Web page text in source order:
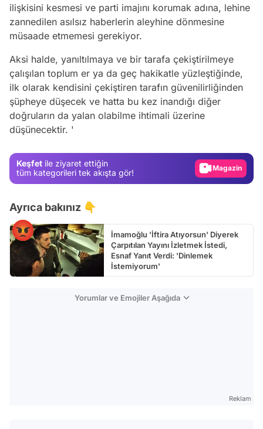
ilişkisini kesmesi ve parti imajını korumak adına, lehine
zannedilen asılsız haberlerin aleyhine dönmesine
müsaade etmemesi gerekiyor.
Aksi halde, yanıltılmaya ve bir tarafa çekiştirilmeye
çalışılan toplum er ya da geç hakikatle yüzleştiğinde,
ilk olarak kendisini çekiştiren tarafın güvenilirliğinden
şüpheye düşecek ve hatta bu kez inandığı diğer
doğruların da yalan olabilme ihtimali üzerine
düşünecektir. '
Keşfet ile ziyaret ettiğin
tüm kategorileri tek akışta gör!
Magazin
Ayrıca bakınız 👇
İmamoğlu 'İftira Atıyorsun' Diyerek
Çarpıtılan Yayını İzletmek İstedi,
Esnaf Yanıt Verdi: 'Dinlemek
İstemiyorum'
Yorumlar ve Emojiler Aşağıda
Reklam